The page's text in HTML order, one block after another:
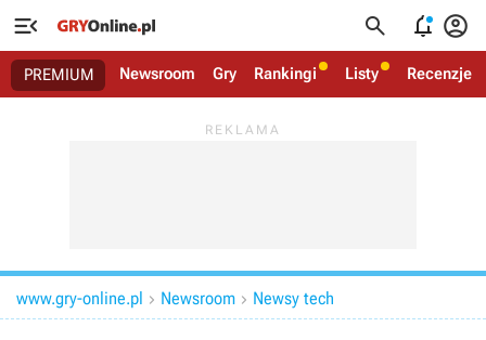
   
PREMIUM Newsroom Gry Rankingi Listy Recenzje
www.gry-online.pl  Newsroom  Newsy tech